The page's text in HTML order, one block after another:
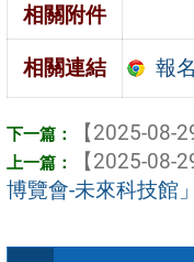
相關附件
相關連結 報
【2025-08-
【2025-08-
博覽會-未來科技館